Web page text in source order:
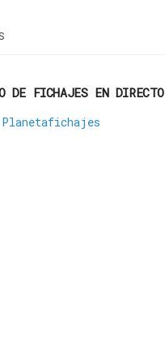
DE FICHAJES EN DIRECTO
Planetafichajes